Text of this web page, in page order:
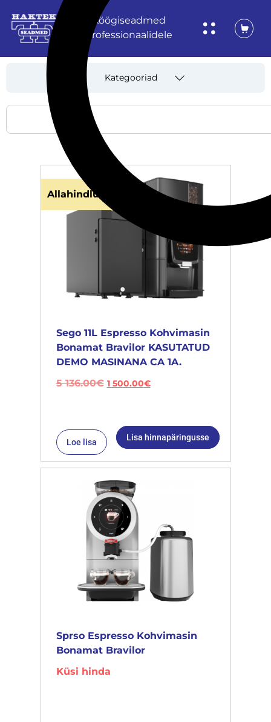
Köögiseadmed
professionaalidele
Kategooriad
Allahindlus!
Sego 11L Espresso Kohvimasin
Bonamat Bravilor KASUTATUD
DEMO MASINANA CA 1A.
5 136.00€ 1 500.00€
Loe lisa Lisa hinnapäringusse
Sprso Espresso Kohvimasin
Bonamat Bravilor
Küsi hinda